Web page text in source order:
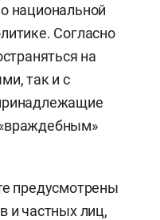
национальной
Согласно
на
так и с
предусмотрены
и частных лиц,